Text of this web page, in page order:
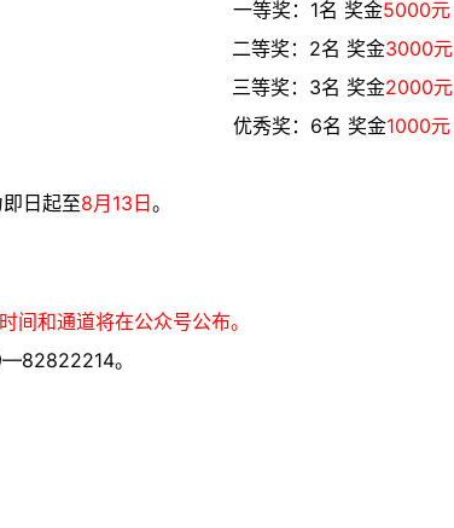
一等奖：1名 奖金5000元
二等奖：2名 奖金3000元
三等奖：3名 奖金2000元
优秀奖：6名 奖金1000元
日起至8月13日 。
间和通道将在公众号公布。
。